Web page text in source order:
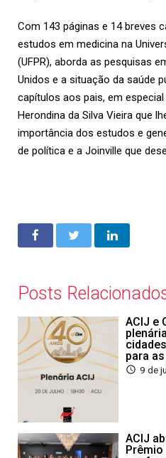
Com 143 páginas e 14 breves
estudos em medicina na
(UFPR), aborda as pesquisas
Unidos e a situação da saúde
capítulos aos pais, em
Herondina da Silva Vieira que
importância dos estudos e
de política e a Joinville que
Posts
ACIJ e
para
9 de
ACIJ